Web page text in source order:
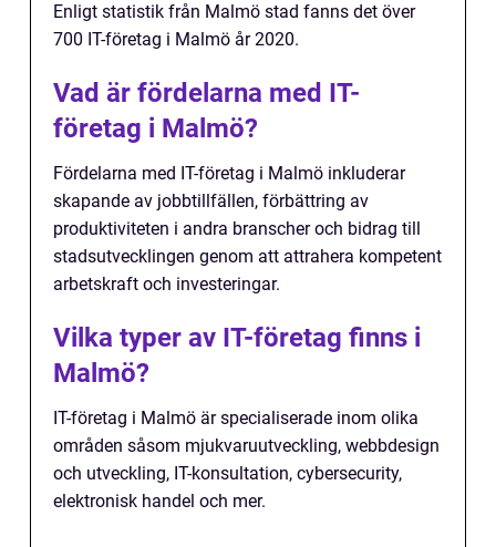
Enligt statistik från Malmö stad fanns det över
700 IT-företag i Malmö år 2020.
Vad är fördelarna med IT-
företag i Malmö?
Fördelarna med IT-företag i Malmö inkluderar
skapande av jobbtillfällen, förbättring av
produktiviteten i andra branscher och bidrag till
stadsutvecklingen genom att attrahera kompetent
arbetskraft och investeringar.
Vilka typer av IT-företag finns i
Malmö?
IT-företag i Malmö är specialiserade inom olika
områden såsom mjukvaruutveckling, webbdesign
och utveckling, IT-konsultation, cybersecurity,
elektronisk handel och mer.